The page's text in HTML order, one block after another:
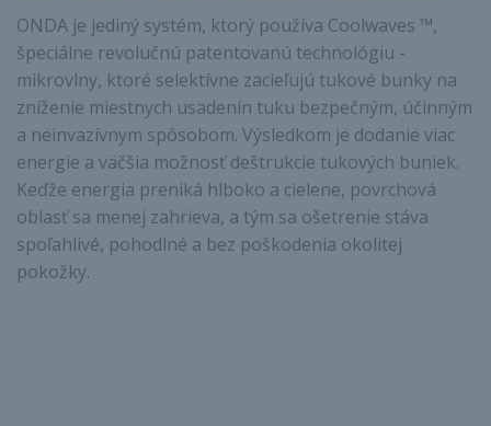
ONDA je jediný systém, ktorý používa Coolwaves ™,
špeciálne revolučnú patentovanú technológiu -
mikrovlny, ktoré selektívne zacieľujú tukové bunky na
zníženie miestnych usadenín tuku bezpečným, účinným
a neinvazívnym spôsobom. Výsledkom je dodanie viac
energie a väčšia možnosť deštrukcie tukových buniek.
Keďže energia preniká hlboko a cielene, povrchová
oblasť sa menej zahrieva, a tým sa ošetrenie stáva
spoľahlivé, pohodlné a bez poškodenia okolitej
pokožky.